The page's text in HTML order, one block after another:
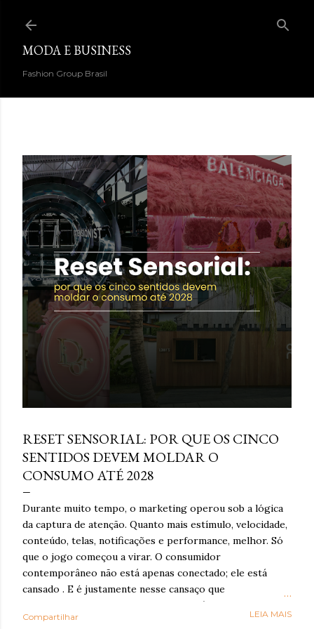
MODA E BUSINESS
Fashion Group Brasil
RESET SENSORIAL: POR QUE OS CINCO
SENTIDOS DEVEM MOLDAR O
CONSUMO ATÉ 2028
Durante muito tempo, o marketing operou sob a lógica
da captura de atenção. Quanto mais estímulo, velocidade,
conteúdo, telas, notificações e performance, melhor. Só
que o jogo começou a virar. O consumidor
contemporâneo não está apenas conectado; ele está
cansado . E é justamente nesse cansaço que o reset
sensorial ganha força: como resposta à exaustão
cognitiva e emocional provocada por anos de
Compartilhar LEIA MAIS